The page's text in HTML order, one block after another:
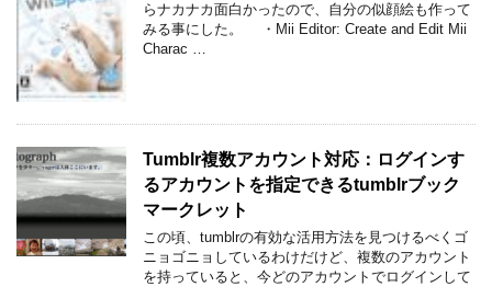
らナカナカ面白かったので、自分の似顔絵も作って
みる事にした。 ・Mii Editor: Create and Edit Mii
Charac …
Tumblr複数アカウント対応：ログインす
るアカウントを指定できるtumblrブック
マークレット
この頃、tumblrの有効な活用方法を見つけるべくゴ
ニョゴニョしているわけだけど、複数のアカウント
を持っていると、今どのアカウントでログインして